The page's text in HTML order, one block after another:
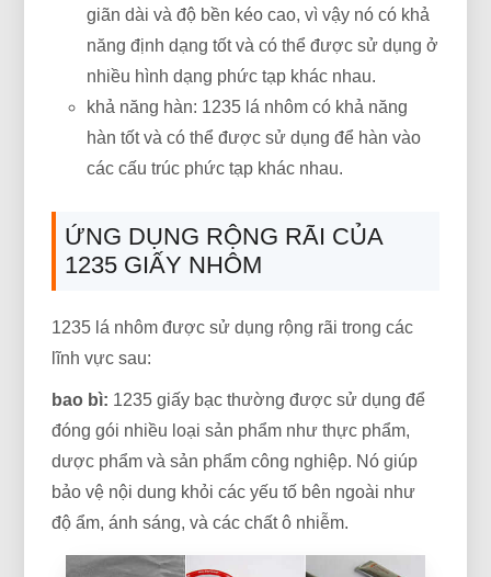
giãn dài và độ bền kéo cao, vì vậy nó có khả
năng định dạng tốt và có thể được sử dụng ở
nhiều hình dạng phức tạp khác nhau.
khả năng hàn: 1235 lá nhôm có khả năng
hàn tốt và có thể được sử dụng để hàn vào
các cấu trúc phức tạp khác nhau.
ỨNG DỤNG RỘNG RÃI CỦA
1235 GIẤY NHÔM
1235 lá nhôm được sử dụng rộng rãi trong các
lĩnh vực sau:
bao bì: 1235 giấy bạc thường được sử dụng để
đóng gói nhiều loại sản phẩm như thực phẩm,
dược phẩm và sản phẩm công nghiệp. Nó giúp
bảo vệ nội dung khỏi các yếu tố bên ngoài như
độ ẩm, ánh sáng, và các chất ô nhiễm.